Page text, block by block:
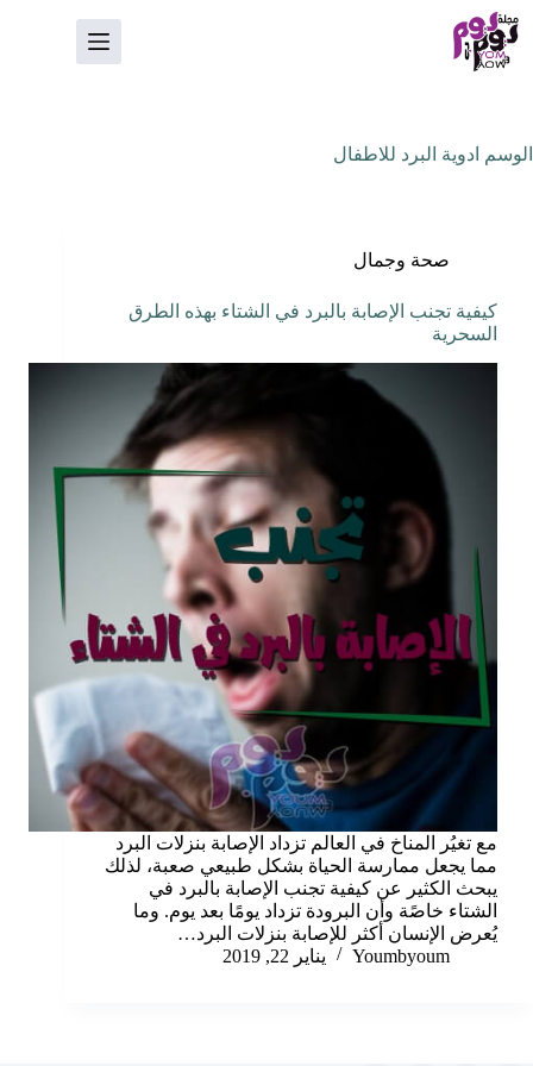
التجاوز
إلى
المحتوى
الوسم ادوية البرد للاطفال
صحة وجمال
كيفية تجنب الإصابة بالبرد في الشتاء بهذه الطرق
السحرية
مع تغيُر المناخ في العالم تزداد الإصابة بنزلات البرد
مما يجعل ممارسة الحياة بشكل طبيعي صعبة، لذلك
يبحث الكثير عن كيفية تجنب الإصابة بالبرد في
الشتاء خاصًة وأن البرودة تزداد يومًا بعد يوم. وما
يُعرض الإنسان أكثر للإصابة بنزلات البرد…
Youmbyoum
يناير 22, 2019